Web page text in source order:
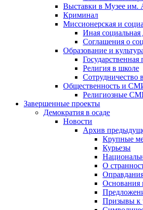
Выставки в Музее им.
Криминал
Миссионерская и
Иная социальная
Соглашения о
Образование и
Религия в школе
Сотрудничество
Общественность и
Религиозные
Завершенные проекты
Демократия в осаде
Новости
Архив
Крупные
Курьезы
О
Основания
Призывы к